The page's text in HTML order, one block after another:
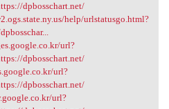
dpbosschart.net/
help/urlstatusgo.html?
url?
dpbosschart.net/
url?
dpbosschart.net/
url?